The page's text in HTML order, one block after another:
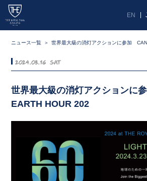
EN
ニュース一覧 世界最大級の消灯アクションに参加
2024.03.16 Sat
世界最大級の消灯アクションに
EARTH HOUR 202